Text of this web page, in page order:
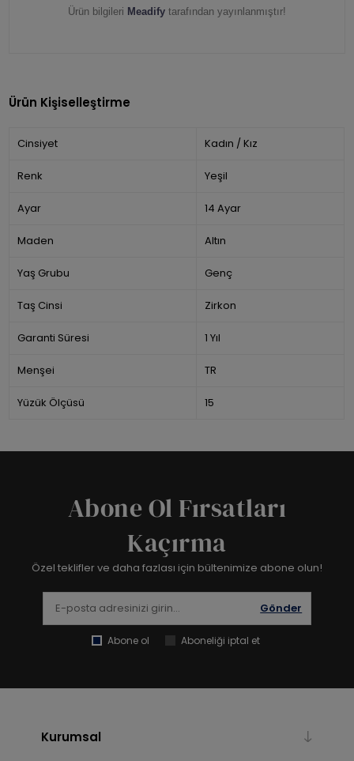
Ürün bilgileri Meadify tarafından yayınlanmıştır!
Ürün Kişiselleştirme
Cinsiyet Kadın / Kız
Renk Yeşil
Ayar 14 Ayar
Maden Altın
Yaş Grubu Genç
Taş Cinsi Zirkon
Garanti Süresi 1 Yıl
Menşei TR
Yüzük Ölçüsü 15
Abone Ol Fırsatları
Kaçırma
Özel teklifler ve daha fazlası için bültenimize abone olun!
Gönder
Abone ol Aboneliği iptal et
Kurumsal